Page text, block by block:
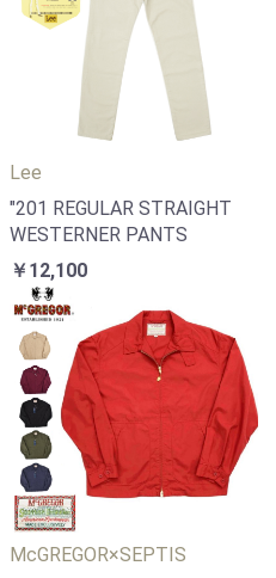
Lee
"201 REGULAR STRAIGHT
WESTERNER PANTS
￥12,100
McGREGOR×SEPTIS